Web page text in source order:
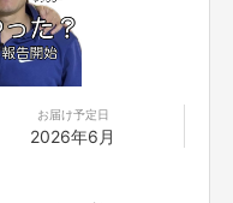
お届け予定日
2026年6月